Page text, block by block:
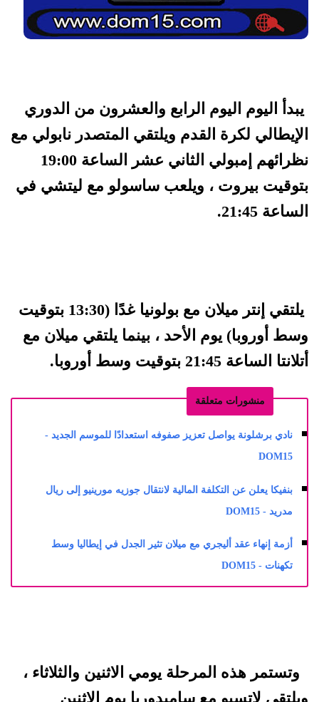
يبدأ اليوم اليوم الرابع والعشرون من الدوري
الإيطالي لكرة القدم ويلتقي المتصدر نابولي مع
نظرائهم إمبولي الثاني عشر الساعة 19:00
بتوقيت بيروت ، ويلعب ساسولو مع ليتشي في
الساعة 21:45.
يلتقي إنتر ميلان مع بولونيا غدًا (13:30 بتوقيت
وسط أوروبا) يوم الأحد ، بينما يلتقي ميلان مع
أتلانتا الساعة 21:45 بتوقيت وسط أوروبا.
منشورات متعلقة
نادي برشلونة يواصل تعزيز صفوفه استعدادًا للموسم الجديد -
DOM15
بنفيكا يعلن عن التكلفة المالية لانتقال جوزيه مورينيو إلى ريال
مدريد - DOM15
أزمة إنهاء عقد أليجري مع ميلان تثير الجدل في إيطاليا وسط
تكهنات - DOM15
وتستمر هذه المرحلة يومي الاثنين والثلاثاء ،
ويلتقي لاتسيو مع سامبدوريا يوم الاثنين